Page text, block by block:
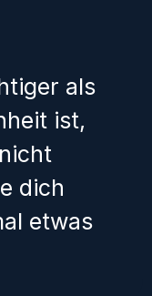
als
ist,
dich
etwas